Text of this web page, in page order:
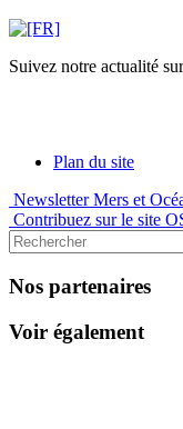
Suivez notre actualité
Plan du site
Newsletter Mers et
Contribuez sur le site
Nos partenaires
Voir également